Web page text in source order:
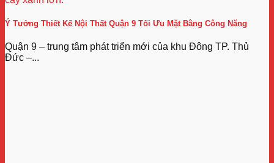
Ý Tưởng Thiết Kế Nội Thất Quận 9 Tối Ưu Mặt Bằng Công Năng
Quận 9 – trung tâm phát triển mới của khu Đông TP. Thủ
Đức –...